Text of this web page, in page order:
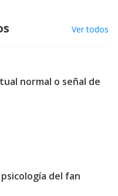
Ver todos
normal o señal de
del fan